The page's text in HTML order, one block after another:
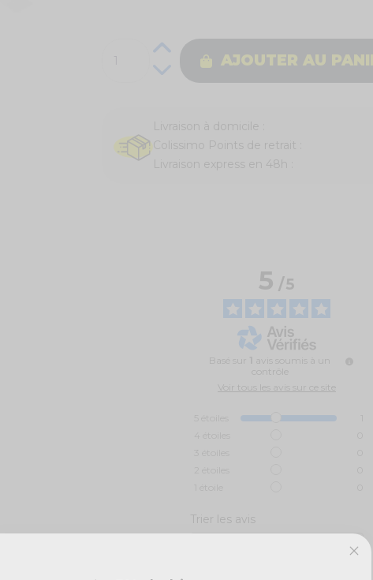
AJOUTER AU
Livraison à domicile :
Colissimo Points de retrait :
Livraison express en 48h :
5/5
Basé sur
avis soumis à un
contrôle
Voir tous les avis sur ce site
Trier les avis